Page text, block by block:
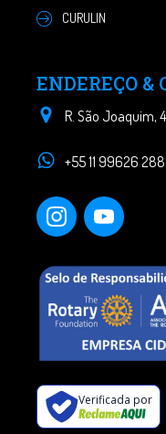
CURULIN
ENDEREÇO &
R. São Joaquim,
+55 11 99626
Verificada por